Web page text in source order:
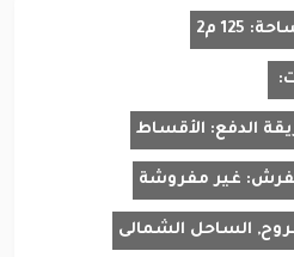
125 م2
الدفع: الأقساط
غير مفروشة
الساحل الشمالى